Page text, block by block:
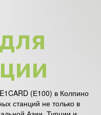
(Е100) в Колпино
станций не только в